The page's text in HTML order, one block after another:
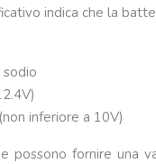
indica che la
inferiore a 10V)
possono fornire una